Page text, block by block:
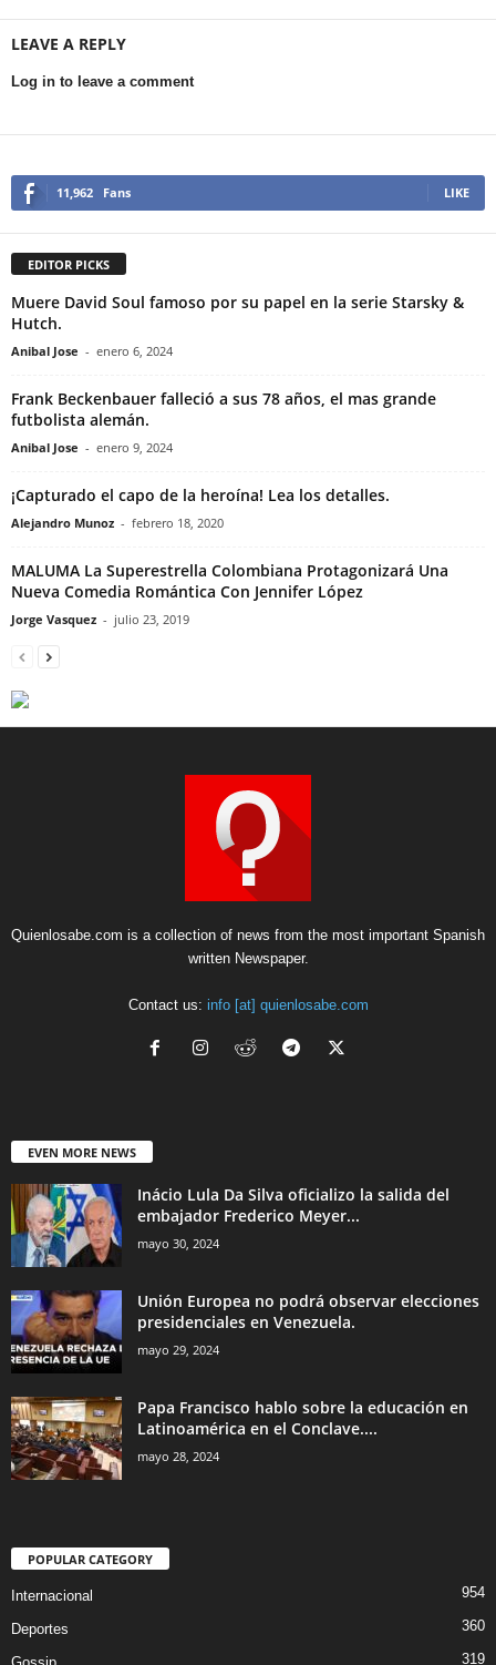
LEAVE A REPLY
Log in to leave a comment
11,962 Fans LIKE
EDITOR PICKS
Muere David Soul famoso por su papel en la serie Starsky &
Hutch.
Anibal Jose - enero 6, 2024
Frank Beckenbauer falleció a sus 78 años, el mas grande
futbolista alemán.
Anibal Jose - enero 9, 2024
¡Capturado el capo de la heroína! Lea los detalles.
Alejandro Munoz - febrero 18, 2020
MALUMA La Superestrella Colombiana Protagonizará Una
Nueva Comedia Romántica Con Jennifer López
Jorge Vasquez - julio 23, 2019
Quienlosabe.com is a collection of news from the most important Spanish
written Newspaper.
Contact us: info [at] quienlosabe.com
EVEN MORE NEWS
Inácio Lula Da Silva oficializo la salida del
embajador Frederico Meyer...
mayo 30, 2024
Unión Europea no podrá observar elecciones
presidenciales en Venezuela.
mayo 29, 2024
Papa Francisco hablo sobre la educación en
Latinoamérica en el Conclave....
mayo 28, 2024
POPULAR CATEGORY
Internacional 954
Deportes 360
319